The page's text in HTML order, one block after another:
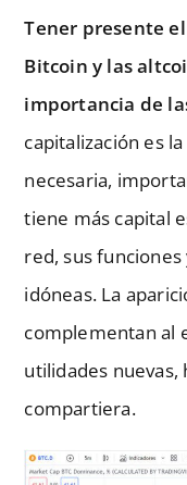
Tener presente
Bitcoin y las
importancia de
capitalización es
necesaria,
tiene más capital
red, sus
idóneas. La
complementan al
utilidades nuevas,
compartiera.